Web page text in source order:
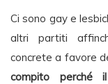
Ci sono gay e
altri partiti
concrete a favore
compito perché